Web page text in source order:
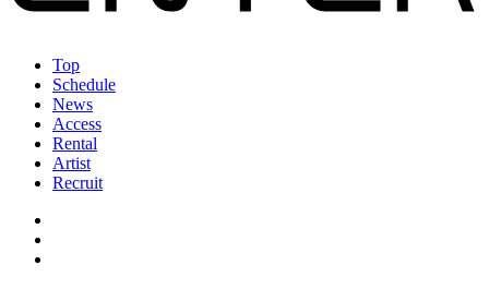
Top
Schedule
News
Access
Rental
Artist
Recruit